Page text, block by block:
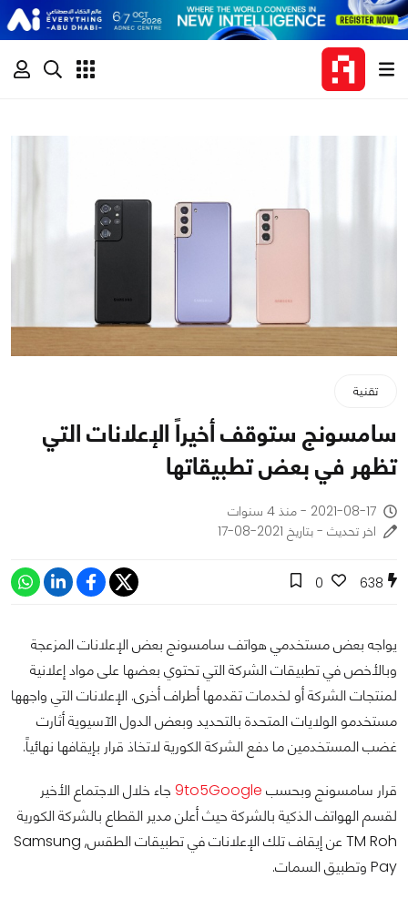
تقنية
سامسونج ستوقف أخيراً الإعلانات التي
تظهر في بعض تطبيقاتها
2021-08-17 - منذ 4 سنوات
اخر تحديث - بتاريخ 2021-08-17
638
0
يواجه بعض مستخدمي هواتف سامسونج بعض الإعلانات المزعجة
وبالأخص في تطبيقات الشركة التي تحتوي بعضها على مواد إعلانية
لمنتجات الشركة أو لخدمات تقدمها أطراف أخرى. الإعلانات التي واجهها
مستخدمو الولايات المتحدة بالتحديد وبعض الدول الآسيوية أثارت
غضب المستخدمين ما دفع الشركة الكورية لاتخاذ قرار بإيقافها نهائياً.
قرار سامسونج وبحسب 9to5Google جاء خلال الاجتماع الأخير
لقسم الهواتف الذكية بالشركة حيث أعلن مدير القطاع بالشركة الكورية
TM Roh عن إيقاف تلك الإعلانات في تطبيقات الطقس, Samsung
Pay وتطبيق السمات.